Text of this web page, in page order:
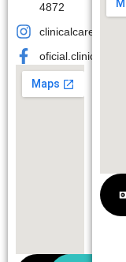
4872
clinicalcare.oficial
oficial.clinicalcare